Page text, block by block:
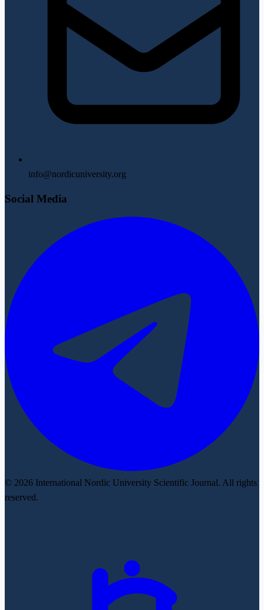
info@nordicuniversity.org
Social Media
© 2026 International Nordic University Scientific Journal. All rights
reserved.